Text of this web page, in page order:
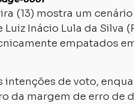
(13) mostra um
Inácio Lula da Silva
empatados
intenções de voto,
da margem de erro de